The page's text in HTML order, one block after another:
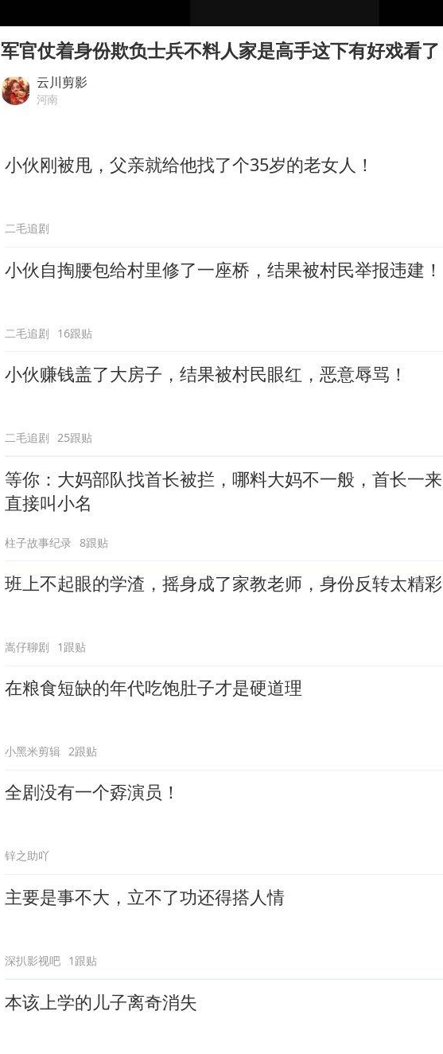
中国女篮70-67险胜尼日利亚女篮
百花奖开幕式
我国外贸延续良好增长态势
军官仗着身份欺负士兵不料人家是高手这下有好戏看了
云川剪影
河南
小伙刚被甩，父亲就给他找了个35岁的老女人！
二毛追剧
小伙自掏腰包给村里修了一座桥，结果被村民举报违建！
二毛追剧 16跟贴
小伙赚钱盖了大房子，结果被村民眼红，恶意辱骂！
二毛追剧 25跟贴
等你：大妈部队找首长被拦，哪料大妈不一般，首长一来
直接叫小名
柱子故事纪录 8跟贴
班上不起眼的学渣，摇身成了家教老师，身份反转太精彩
嵩仔聊剧 1跟贴
在粮食短缺的年代吃饱肚子才是硬道理
小黑米剪辑 2跟贴
全剧没有一个孬演员！
锌之助吖
主要是事不大，立不了功还得搭人情
深扒影视吧 1跟贴
本该上学的儿子离奇消失